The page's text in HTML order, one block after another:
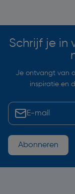
Schrijf je in
Je ontvangt van
inspiratie en
Abonneren